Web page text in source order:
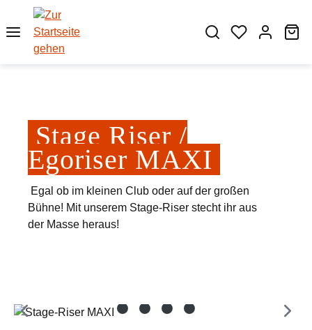
Zum Hauptinhalt springen
Stage Riser /
Egoriser MAXI
Egal ob im kleinen Club oder auf der großen
Bühne! Mit unserem Stage-Riser stecht ihr aus
der Masse heraus!
Bildergalerie überspringen